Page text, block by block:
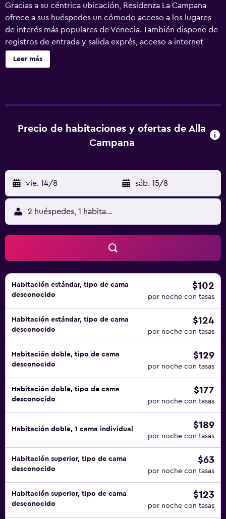
Gracias a su céntrica ubicación, Residenza La Campana
ofrece a sus huéspedes un cómodo acceso a los lugares
de interés más populares de Venecia. También dispone de
registros de entrada y salida exprés, acceso a internet
gratuito en las zonas públicas y recepción 24 horas. El bed
& breakfast ofrece un alojamiento rústico, un servicio de
tetera/cafetera y calefacción. Este alojamiento está
ubicado en el corazón de la zona de ocio de Venecia,
Asimismo, queda al lado de la región vinícola del Véneto.
Leer más
Precio de habitaciones y ofertas de Alla
Campana
vie. 14/8 - sáb. 15/8
2 huéspedes, 1 habitación
Habitación estándar, tipo de cama
desconocido
$102
por noche con tasas
Habitación estándar, tipo de cama
desconocido
$124
por noche con tasas
Habitación doble, tipo de cama
desconocido
$129
por noche con tasas
Habitación doble, tipo de cama
desconocido
$177
por noche con tasas
Habitación doble, 1 cama individual $189
por noche con tasas
Habitación superior, tipo de cama
desconocido
$63
por noche con tasas
Habitación superior, tipo de cama
desconocido
$123
por noche con tasas